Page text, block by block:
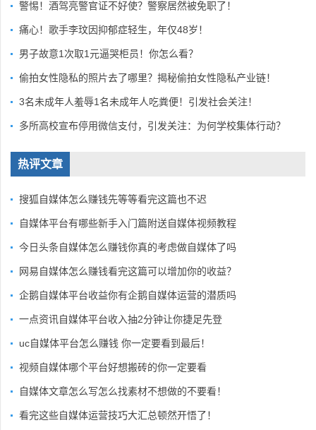
警惕！酒驾亮警官证不好使？警察居然被免职了！
痛心！歌手李玟因抑郁症轻生，年仅48岁！
男子故意1次取1元逼哭柜员！你怎么看？
偷拍女性隐私的照片去了哪里？揭秘偷拍女性隐私产业链！
3名未成年人羞辱1名未成年人吃粪便！引发社会关注！
多所高校宣布停用微信支付，引发关注：为何学校集体行动？
热评文章
搜狐自媒体怎么赚钱先等等看完这篇也不迟
自媒体平台有哪些新手入门篇附送自媒体视频教程
今日头条自媒体怎么赚钱你真的考虑做自媒体了吗
网易自媒体怎么赚钱看完这篇可以增加你的收益？
企鹅自媒体平台收益你有企鹅自媒体运营的潜质吗
一点资讯自媒体平台收入抽2分钟让你捷足先登
uc自媒体平台怎么赚钱 你一定要看到最后！
视频自媒体哪个平台好想搬砖的你一定要看
自媒体文章怎么写怎么找素材不想做的不要看！
看完这些自媒体运营技巧大汇总顿然开悟了！